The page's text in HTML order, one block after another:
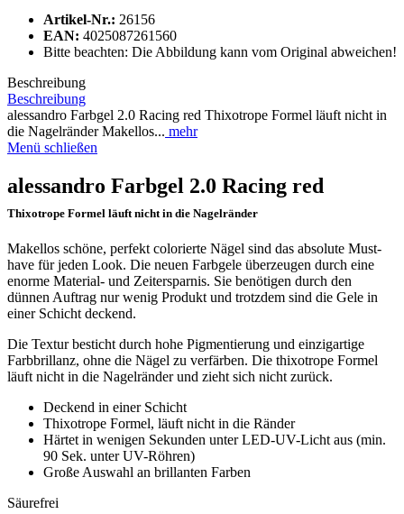
Artikel-Nr.: 26156
EAN: 4025087261560
Bitte beachten: Die Abbildung kann vom Original abweichen!
Beschreibung
Beschreibung
alessandro Farbgel 2.0 Racing red Thixotrope Formel läuft nicht in
die Nagelränder Makellos... mehr
Menü schließen
alessandro Farbgel 2.0 Racing red
Thixotrope Formel läuft nicht in die Nagelränder
Makellos schöne, perfekt colorierte Nägel sind das absolute Must-
have für jeden Look. Die neuen Farbgele überzeugen durch eine
enorme Material- und Zeitersparnis. Sie benötigen durch den
dünnen Auftrag nur wenig Produkt und trotzdem sind die Gele in
einer Schicht deckend.
Die Textur besticht durch hohe Pigmentierung und einzigartige
Farbbrillanz, ohne die Nägel zu verfärben. Die thixotrope Formel
läuft nicht in die Nagelränder und zieht sich nicht zurück.
Deckend in einer Schicht
Thixotrope Formel, läuft nicht in die Ränder
Härtet in wenigen Sekunden unter LED-UV-Licht aus (min.
90 Sek. unter UV-Röhren)
Große Auswahl an brillanten Farben
Säurefrei